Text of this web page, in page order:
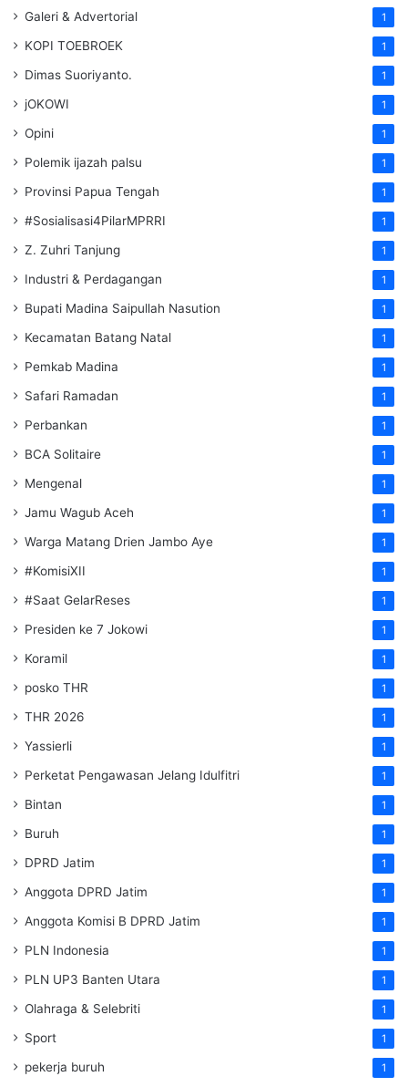
Galeri & Advertorial 1
KOPI TOEBROEK 1
Dimas Suoriyanto. 1
jOKOWI 1
Opini 1
Polemik ijazah palsu 1
Provinsi Papua Tengah 1
#Sosialisasi4PilarMPRRI 1
Z. Zuhri Tanjung 1
Industri & Perdagangan 1
Bupati Madina Saipullah Nasution 1
Kecamatan Batang Natal 1
Pemkab Madina 1
Safari Ramadan 1
Perbankan 1
BCA Solitaire 1
Mengenal 1
Jamu Wagub Aceh 1
Warga Matang Drien Jambo Aye 1
#KomisiXII 1
#Saat GelarReses 1
Presiden ke 7 Jokowi 1
Koramil 1
posko THR 1
THR 2026 1
Yassierli 1
Perketat Pengawasan Jelang Idulfitri 1
Bintan 1
Buruh 1
DPRD Jatim 1
Anggota DPRD Jatim 1
Anggota Komisi B DPRD Jatim 1
PLN Indonesia 1
PLN UP3 Banten Utara 1
Olahraga & Selebriti 1
Sport 1
pekerja buruh 1